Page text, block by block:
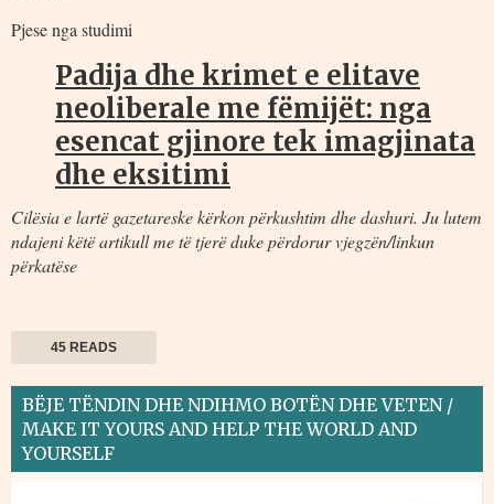
Pjese nga studimi
Padija dhe krimet e elitave
neoliberale me fëmijët: nga
esencat gjinore tek imagjinata
dhe eksitimi
Cilësia e lartë gazetareske kërkon përkushtim dhe dashuri. Ju lutem
ndajeni këtë artikull me të tjerë duke përdorur vjegzën/linkun
përkatëse
45 READS
BËJE TËNDIN DHE NDIHMO BOTËN DHE VETEN /
MAKE IT YOURS AND HELP THE WORLD AND
YOURSELF